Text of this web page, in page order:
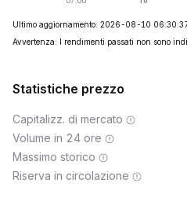
Ultimo aggiornamento: 2026-08-10
Avvertenza: I rendimenti passati non sono
Statistiche prezzo
Capitalizz. di mercato
Volume in 24 ore
Massimo storico
Riserva in circolazione